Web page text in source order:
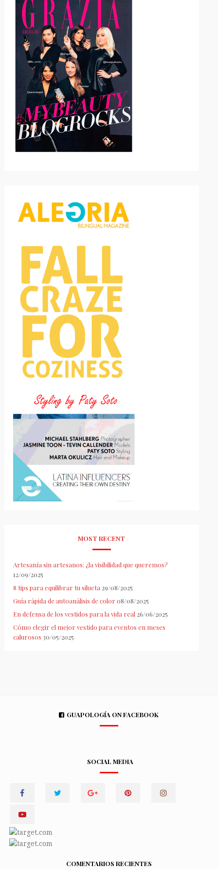
MOST RECENT
Artesanía sin artesanos: ¿la visibilidad que queremos?
12/09/2025
8 tips para equilibrar tu silueta 29/08/2025
Guía rápida de autoanálisis de color 08/08/2025
En defensa de los vestidos para la vida real 26/06/2025
Cómo elegir el mejor vestido para eventos en meses
calurosos 30/05/2025
GUAPOLOGÍA ON FACEBOOK
SOCIAL MEDIA
COMENTARIOS RECIENTES